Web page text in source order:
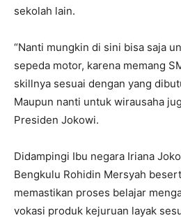
sekolah lain.
“Nanti mungkin di sini bisa saja
sepeda motor, karena memang
skillnya sesuai dengan yang
Maupun nanti untuk wirausaha
Presiden Jokowi.
Didampingi Ibu negara Iriana
Bengkulu Rohidin Mersyah
memastikan proses belajar
vokasi produk kejuruan layak